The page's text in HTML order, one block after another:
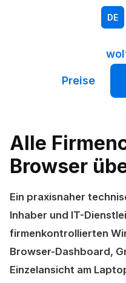
DE
Preise
Alle
Browser
Ein praxisnaher
Inhaber und IT-
firmenkontrollierten
Browser-Dashboard,
Einzelansicht am